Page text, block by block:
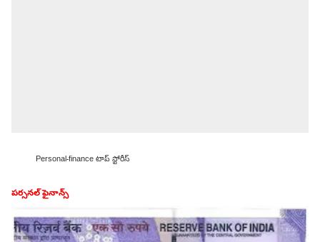
Personal-finance టాప్ స్టోరీస్
పర్సనల్ ఫైనాన్స్